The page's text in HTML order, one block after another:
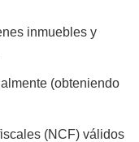
inmuebles y
(obteniendo
(NCF) válidos